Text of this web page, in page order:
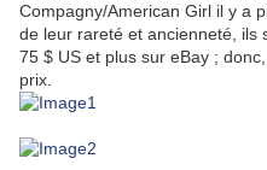
Compagny/American Girl il y a
de leur rareté et ancienneté, ils
75 $ US et plus sur eBay ;
prix.